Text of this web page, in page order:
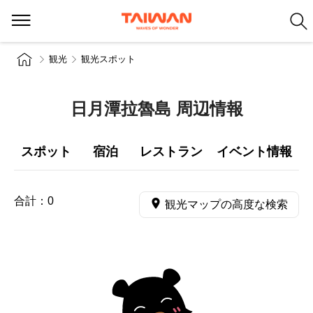
観光 観光スポット
日月潭拉魯島 周辺情報
スポット 宿泊 レストラン イベント情報
合計： 0 観光マップの高度な検索